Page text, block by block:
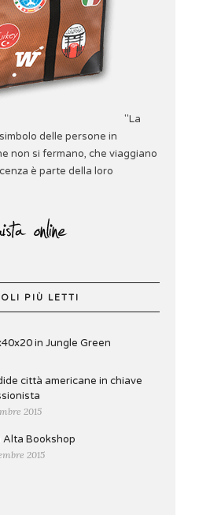
"La
delle persone in
non si fermano, che viaggiano
è parte della loro
PIÙ LETTI
in Jungle Green
città americane in chiave
2015
Alta Bookshop
2015